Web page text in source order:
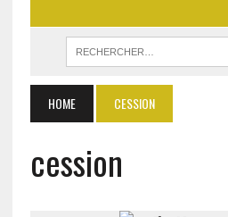
HOME CESSION
cession